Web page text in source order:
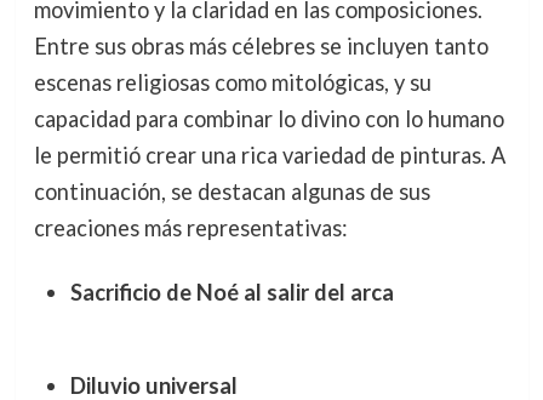
movimiento y la claridad en las composiciones.
Entre sus obras más célebres se incluyen tanto
escenas religiosas como mitológicas, y su
capacidad para combinar lo divino con lo humano
le permitió crear una rica variedad de pinturas. A
continuación, se destacan algunas de sus
creaciones más representativas:
Sacrificio de Noé al salir del arca
Diluvio universal